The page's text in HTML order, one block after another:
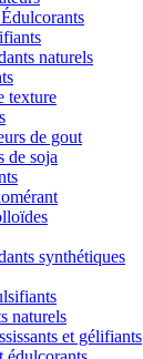
naturels
texture
de gout
de soja
synthétiques
naturels
et gélifiants